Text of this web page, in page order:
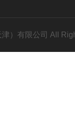
津）有限公司 All